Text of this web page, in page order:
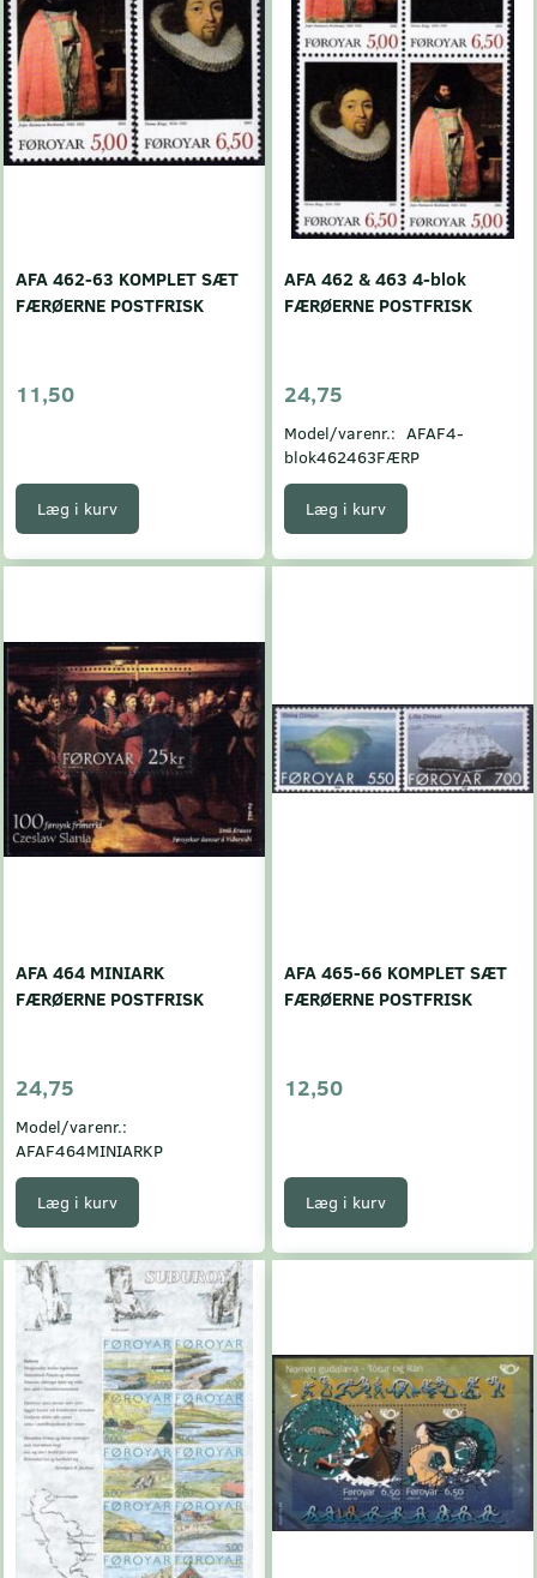
AFA 462-63 KOMPLET SÆT
FÆRØERNE POSTFRISK
11,50
Læg i kurv
AFA 462 & 463 4-blok
FÆRØERNE POSTFRISK
24,75
Model/varenr.: AFAF4-
blok462463FÆRP
Læg i kurv
AFA 464 MINIARK
FÆRØERNE POSTFRISK
24,75
Model/varenr.:
AFAF464MINIARKP
Læg i kurv
AFA 465-66 KOMPLET SÆT
FÆRØERNE POSTFRISK
12,50
Læg i kurv